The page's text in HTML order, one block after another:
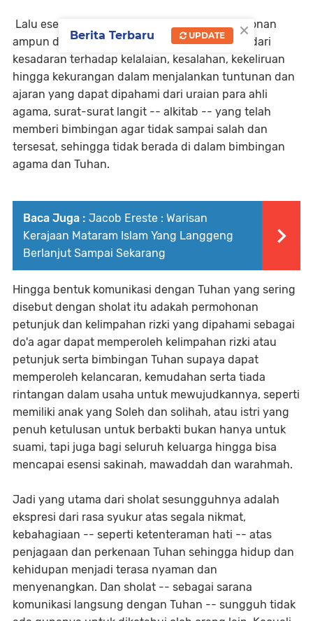
Lalu esensi sholat berikutnya adalah permohonan
ampun dan maaf, sekiranya ada pemahaman dari
kesadaran terhadap kelalaian, kesalahan, kekeliruan
hingga kekurangan dalam menjalankan tuntunan dan
ajaran yang dapat dipahami dari uraian para ahli
agama, surat-surat langit -- alkitab -- yang telah
memberi bimbingan agar tidak sampai salah dan
tersesat, sehingga tidak berada di dalam bimbingan
agama dan Tuhan.
Baca Juga : Jacob Ereste : Warisan
Kerajaan Mataram Islam Yang Langgeng
Berlanjut Sampai Sekarang
Hingga bentuk komunikasi dengan Tuhan yang sering
disebut dengan sholat itu adakah permohonan
petunjuk dan kelimpahan rizki yang dipahami sebagai
do'a agar dapat memperoleh kelimpahan rizki atau
petunjuk serta bimbingan Tuhan supaya dapat
memperoleh kelancaran, kemudahan serta tiada
rintangan dalam usaha untuk mewujudkannya, seperti
memiliki anak yang Soleh dan solihah, atau istri yang
penuh ketulusan untuk berbakti bukan hanya untuk
suami, tapi juga bagi seluruh keluarga hingga bisa
mencapai esensi sakinah, mawaddah dan warahmah.
Jadi yang utama dari sholat sesungguhnya adalah
ekspresi dari rasa syukur atas segala nikmat,
kebahagiaan -- seperti ketenteraman hati -- atas
penjagaan dan perkenaan Tuhan sehingga hidup dan
kehidupan menjadi terasa nyaman dan
menyenangkan. Dan sholat -- sebagai sarana
komunikasi langsung dengan Tuhan -- sungguh tidak
×
Berita Terbaru UPDATE